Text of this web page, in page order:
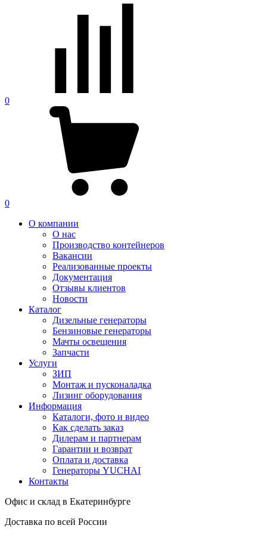
0
0
О компании
О нас
Производство контейнеров
Вакансии
Реализованные проекты
Документация
Отзывы клиентов
Новости
Каталог
Дизельные генераторы
Бензиновые генераторы
Мачты освещения
Запчасти
Услуги
ЗИП
Монтаж и пусконаладка
Лизинг оборудования
Информация
Каталоги, фото и видео
Как сделать заказ
Дилерам и партнерам
Гарантии и возврат
Оплата и доставка
Генераторы YUCHAI
Контакты
Офис и склад в Екатеринбурге
Доставка по всей России